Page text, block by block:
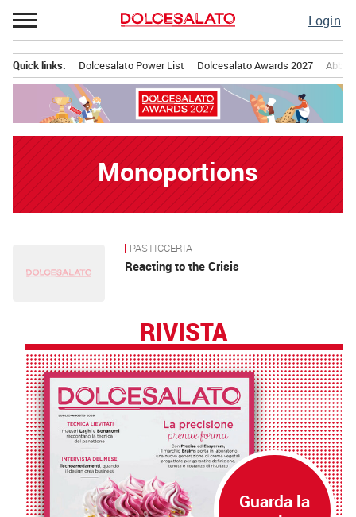
Passa
al
Login
principale
Quick links: Dolcesalato Power List Dolcesalato Awards 2027
Monoportions
PASTICCERIA
Reacting to the Crisis
RIVISTA